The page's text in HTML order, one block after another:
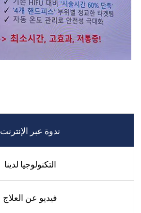
ندوة عبر الإنترنت
التكنولوجيا لدينا
فيديو عن العلاج